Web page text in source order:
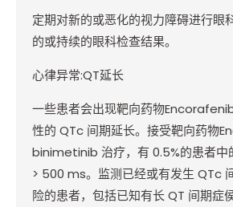
定期对新的或恶化的视力障碍进行眼
的或持续的眼科检查结果。
心律异常:QT延长
一些患者会出现靶向药物
性的 QTc 间期延长。接受靶向药物
binimetinib 治疗，有 0.5%的患者中
> 500 ms。监测已经或有发生 QTc
险的患者，包括已知有长QT 间期症